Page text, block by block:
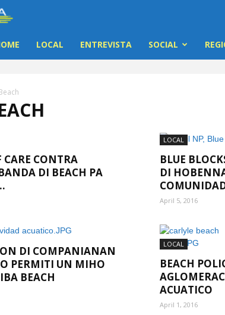
Dia
|
di
LOCAL ENTREVISTA SOCIAL
CARE CONTRA
DI BEACH PA
LOCAL
BLUE
DI
April 5, 2016
DI COMPANIANAN
PERMITI UN MIHO
BEACH
LOCAL
BEACH
ACUATICO
April 1, 2016